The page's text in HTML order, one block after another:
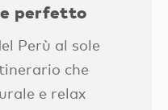
perfetto
Perù al sole
che
e relax